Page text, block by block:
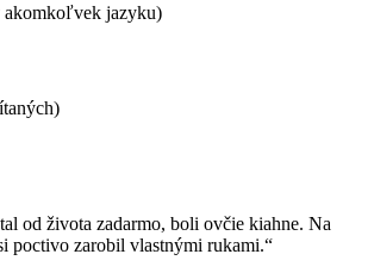
akomkoľvek jazyku)
od života zadarmo, boli ovčie kiahne. Na
poctivo zarobil vlastnými rukami.